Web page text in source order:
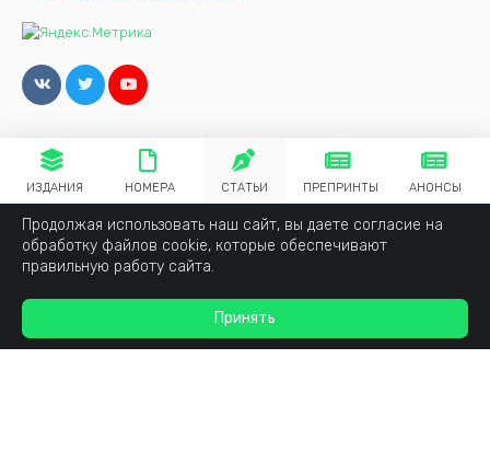
ИЗДАНИЯ НОМЕРА СТАТЬИ ПРЕПРИНТЫ АНОНСЫ
Продолжая использовать наш сайт, вы даете согласие на
обработку файлов cookie, которые обеспечивают
правильную работу сайта.
Принять